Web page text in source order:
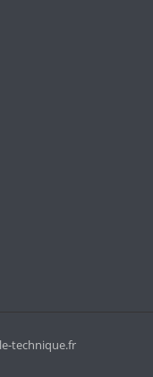
technique.fr